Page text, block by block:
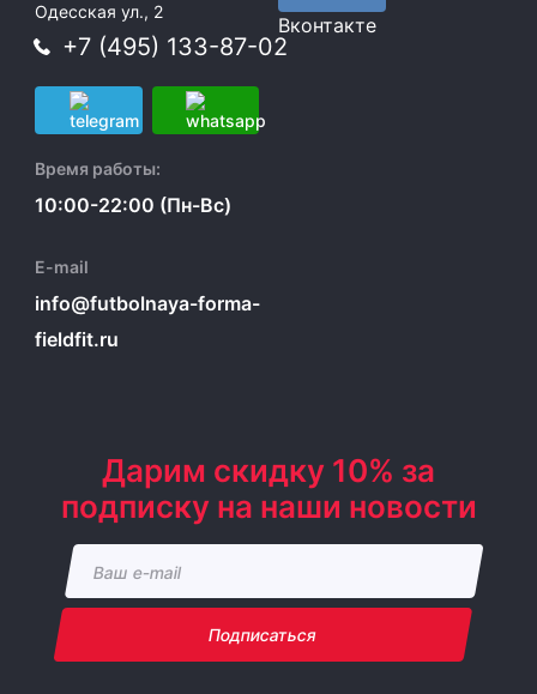
Одесская ул., 2
+7 (495) 133-87-02
Время работы:
10:00-22:00 (Пн-Вс)
E-mail
info@futbolnaya-forma-
fieldfit.ru
Вконтакте
Дарим скидку 10% за
подписку на наши новости
Подписаться